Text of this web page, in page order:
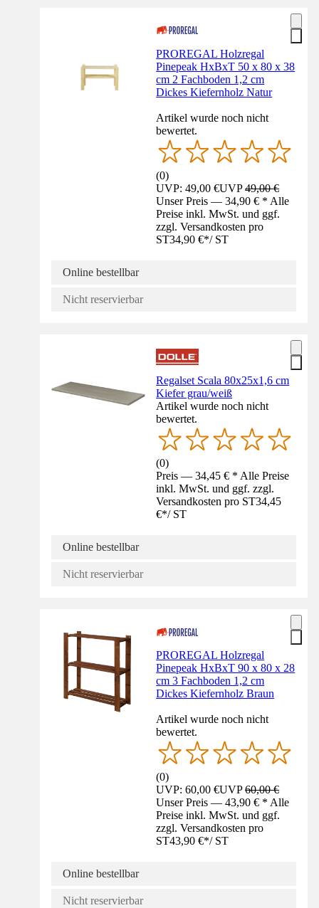
PROREGAL Holzregal
Pinepeak HxBxT 50 x 80 x 38
cm 2 Fachboden 1,2 cm
Dickes Kiefernholz Natur
Artikel wurde noch nicht
bewertet.
(0)
UVP: 49,00 €UVP49,00 €
Unser Preis — 34,90 € * Alle
Preise inkl. MwSt. und ggf.
zzgl. Versandkosten pro
ST34,90 €*/ ST
Online bestellbar
Nicht reservierbar
Regalset Scala 80x25x1,6 cm
Kiefer grau/weiß
Artikel wurde noch nicht
bewertet.
(0)
Preis — 34,45 € * Alle Preise
inkl. MwSt. und ggf. zzgl.
Versandkosten pro ST34,45
€*/ ST
Online bestellbar
Nicht reservierbar
PROREGAL Holzregal
Pinepeak HxBxT 90 x 80 x 28
cm 3 Fachboden 1,2 cm
Dickes Kiefernholz Braun
Artikel wurde noch nicht
bewertet.
(0)
UVP: 60,00 €UVP60,00 €
Unser Preis — 43,90 € * Alle
Preise inkl. MwSt. und ggf.
zzgl. Versandkosten pro
ST43,90 €*/ ST
Online bestellbar
Nicht reservierbar